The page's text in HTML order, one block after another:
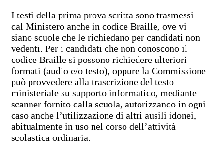
I testi della prima prova scritta sono trasmessi
dal Ministero anche in codice Braille, ove vi
siano scuole che le richiedano per candidati non
vedenti. Per i candidati che non conoscono il
codice Braille si possono richiedere ulteriori
formati (audio e/o testo), oppure la Commissione
può provvedere alla trascrizione del testo
ministeriale su supporto informatico, mediante
scanner fornito dalla scuola, autorizzando in ogni
caso anche l’utilizzazione di altri ausili idonei,
abitualmente in uso nel corso dell’attività
scolastica ordinaria.